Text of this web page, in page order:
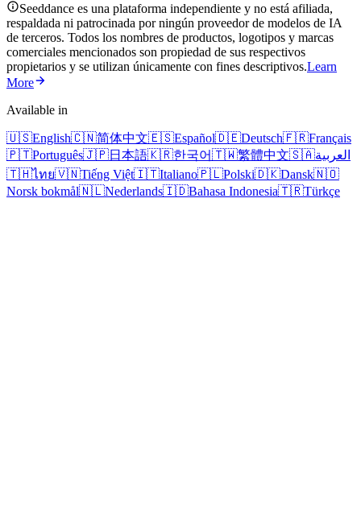
Seeddance es una plataforma independiente y no está afiliada,
respaldada ni patrocinada por ningún proveedor de modelos de IA
de terceros. Todos los nombres de productos, logotipos y marcas
comerciales mencionados son propiedad de sus respectivos
propietarios y se utilizan únicamente con fines descriptivos.Learn
More
Available in
🇺🇸English🇨🇳简体中文🇪🇸Español🇩🇪Deutsch🇫🇷Français
🇵🇹Português🇯🇵日本語🇰🇷한국어🇹🇼繁體中文🇸🇦العربية
🇹🇭ไทย🇻🇳Tiếng Việt🇮🇹Italiano🇵🇱Polski🇩🇰Dansk🇳🇴
Norsk bokmål🇳🇱Nederlands🇮🇩Bahasa Indonesia🇹🇷Türkçe